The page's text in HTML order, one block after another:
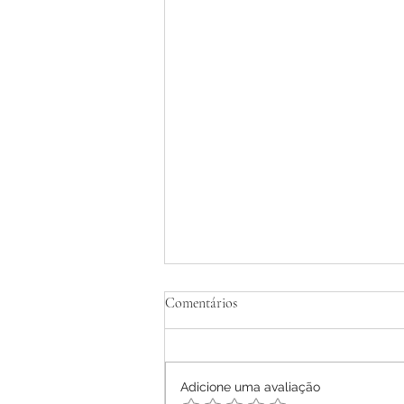
Tratamento Homeopático de
Relato de Caso
Comentários
Adicione uma avaliação